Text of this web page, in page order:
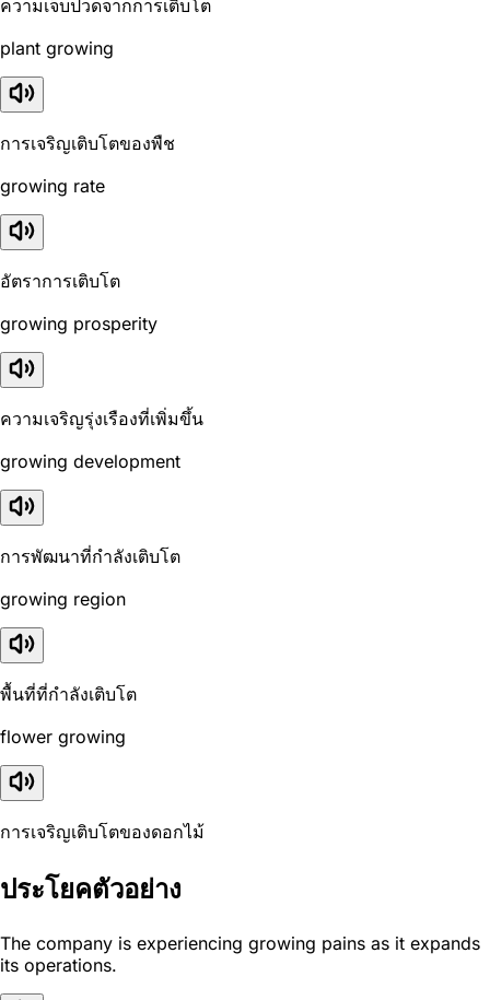
ความเจ็บปวดจากการเติบโต
plant growing
การเจริญเติบโตของพืช
growing rate
อัตราการเติบโต
growing prosperity
ความเจริญรุ่งเรืองที่เพิ่มขึ้น
growing development
การพัฒนาที่กำลังเติบโต
growing region
พื้นที่ที่กำลังเติบโต
flower growing
การเจริญเติบโตของดอกไม้
ประโยคตัวอย่าง
The company is experiencing growing pains as it expands
its operations.